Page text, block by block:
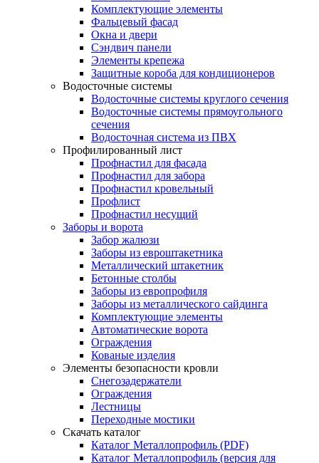
Комплектующие элементы
Фальцевый фасад
Окна и двери
Сэндвич панели
Элементы крепежа
Защитные короба для кондиционеров
Водосточные системы
Водосточные системы круглого сечения
Водосточные системы прямоугольного
сечения
Водосточная система из ПВХ
Профилированный лист
Профнастил для фасада
Профнастил для забора
Профнастил кровельный
Профлист
Профнастил несущий
Заборы и ворота
Забор жалюзи
Заборы из евроштакетника
Металлический штакетник
Бетонные столбы
Заборы из европрофиля
Заборы из металлического сайдинга
Комплектующие элементы
Автоматические ворота
Ограждения
Кованые изделия
Элементы безопасности кровли
Снегозадержатели
Ограждения
Лестницы
Переходные мостики
Скачать каталог
Каталог Металлопрофиль (PDF)
Каталог Металлопрофиль (версия для